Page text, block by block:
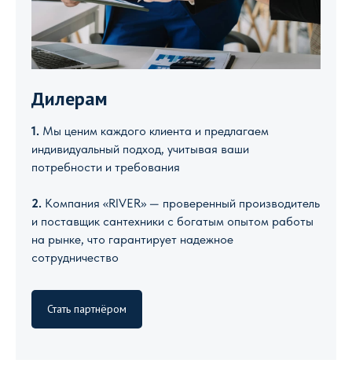
Дилерам
1. Мы ценим каждого клиента и предлагаем
индивидуальный подход, учитывая ваши
потребности и требования
2. Компания «RIVER» — проверенный производитель
и поставщик сантехники с богатым опытом работы
на рынке, что гарантирует надежное
сотрудничество
Стать партнёром